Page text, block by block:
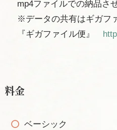
mp4ファイルでの納品さ
※データの共有はギガフ
『ギガファイル便』
料金
ベーシック